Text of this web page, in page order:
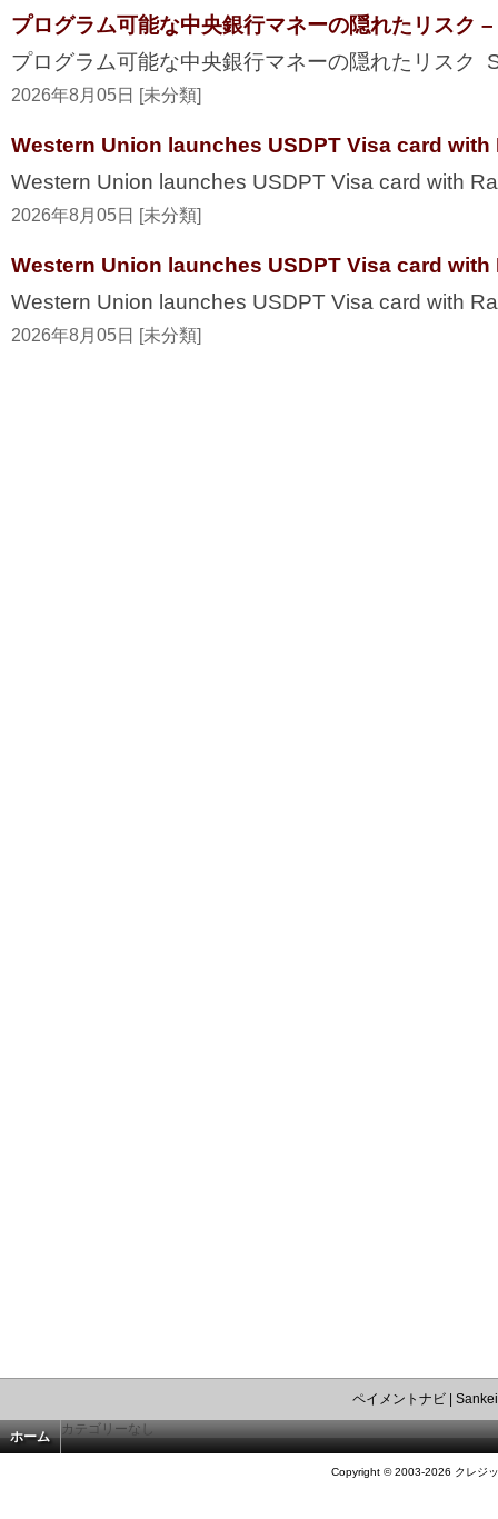
プログラム可能な中央銀行マネーの隠れたリスク
プログラム可能な中央銀行マネーの隠れたリスク
2026年8月05日 [未分類]
Western Union launches USDPT Visa card
Western Union launches USDPT Visa card with
2026年8月05日 [未分類]
Western Union launches USDPT Visa card with
Western Union launches USDPT Visa card with
2026年8月05日 [未分類]
ペイメントナビ|
ホーム カテゴリーなし
Copyright © 2003-2026 クレジ